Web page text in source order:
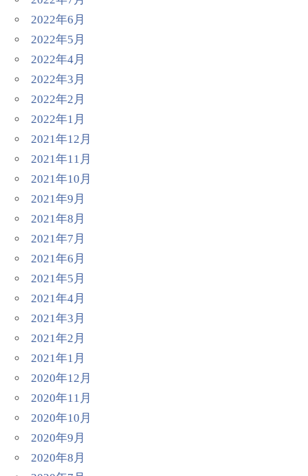
2022年6月
2022年5月
2022年4月
2022年3月
2022年2月
2022年1月
2021年12月
2021年11月
2021年10月
2021年9月
2021年8月
2021年7月
2021年6月
2021年5月
2021年4月
2021年3月
2021年2月
2021年1月
2020年12月
2020年11月
2020年10月
2020年9月
2020年8月